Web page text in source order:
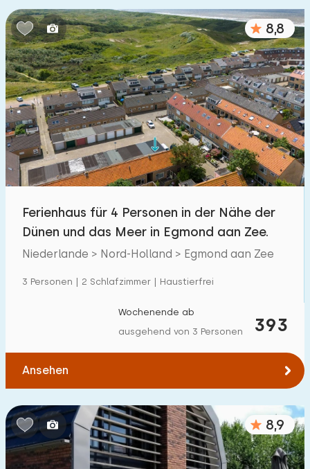
Kinderfreundlich
Kindermöbel 7
Eingezäunter Garten 7
Spielgeräte im Garten 4
Hallenbad 0
Freibad 7
Kinderanimation
Kindereinrichtungen im Park
Zugänglichkeit
Eingeschränkte Mobilität
Rollstuhlgerecht
Hilfsmittel 5
8,8
Ferienhaus für 4 Personen in der Nähe der
Dünen und das Meer in Egmond aan Zee.
Niederlande > Nord-Holland > Egmond aan Zee
3 Personen | 2 Schlafzimmer | Haustierfrei
393
Wochenende ab
ausgehend von 3 Personen
Ansehen
8,9